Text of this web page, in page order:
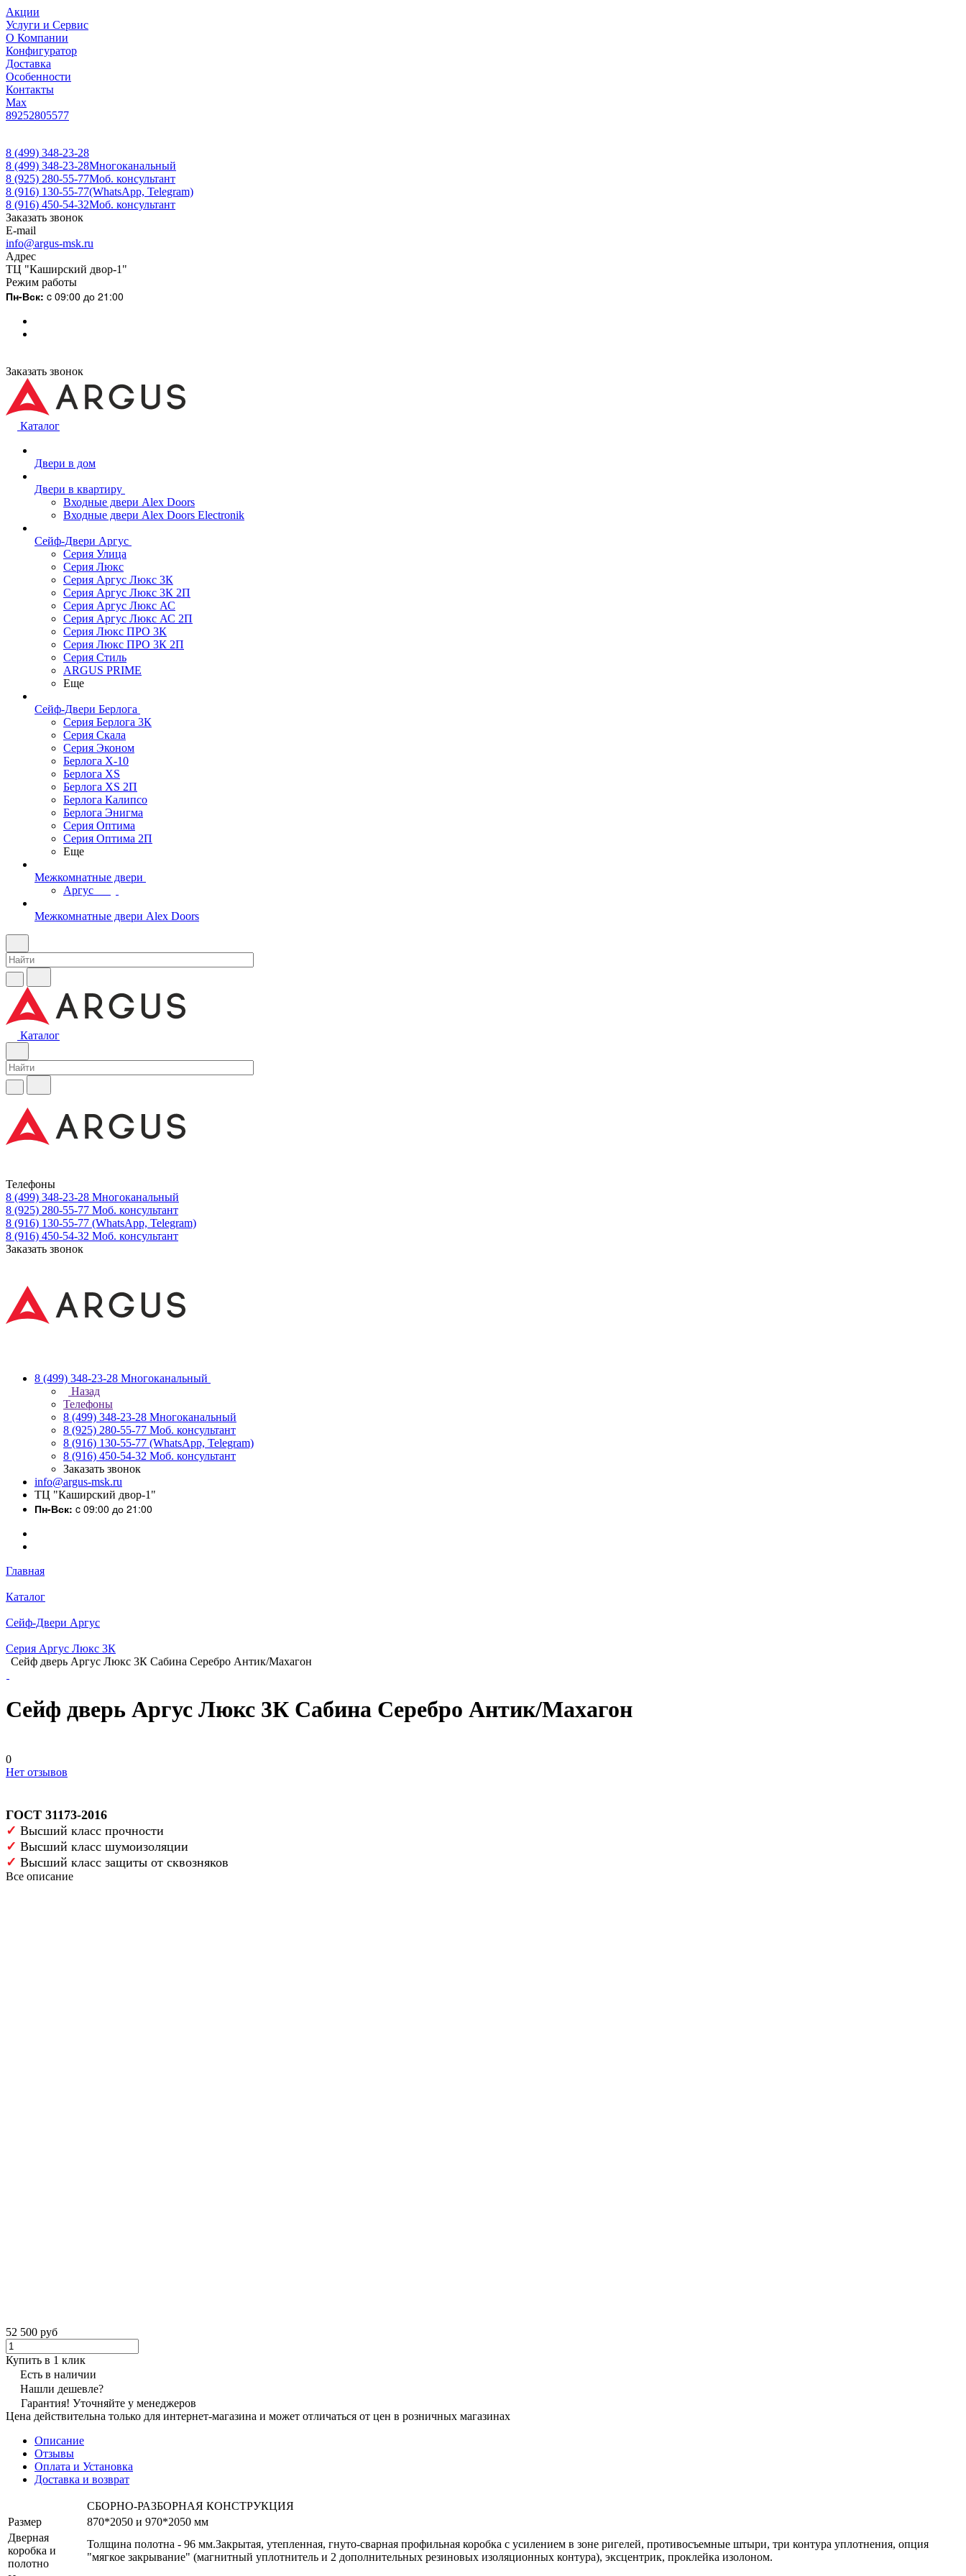
Акции
Услуги и Сервис
О Компании
Конфигуратор
Доставка
Особенности
Контакты
Max
89252805577
8 (499) 348-23-28
8 (499) 348-23-28Многоканальный
8 (925) 280-55-77Моб. консультант
8 (916) 130-55-77(WhatsApp, Telegram)
8 (916) 450-54-32Моб. консультант
Заказать звонок
E-mail
info@argus-msk.ru
Адрес
ТЦ "Каширский двор-1"
Режим работы
Пн-Вск: c 09:00 до 21:00
Заказать звонок
Каталог
Двери в дом
Двери в квартиру
Входные двери Alex Doors
Входные двери Alex Doors Electronik
Сейф-Двери Аргус
Серия Улица
Серия Люкс
Серия Аргус Люкс 3К
Серия Аргус Люкс 3К 2П
Серия Аргус Люкс АС
Серия Аргус Люкс АС 2П
Серия Люкс ПРО 3К
Серия Люкс ПРО 3К 2П
Серия Стиль
ARGUS PRIME
Еще
Сейф-Двери Берлога
Серия Берлога 3К
Серия Скала
Серия Эконом
Берлога X-10
Берлога XS
Берлога XS 2П
Берлога Калипсо
Берлога Энигма
Серия Оптима
Серия Оптима 2П
Еще
Межкомнатные двери
Аргус
Межкомнатные двери Alex Doors
Каталог
Телефоны
8 (499) 348-23-28 Многоканальный
8 (925) 280-55-77 Моб. консультант
8 (916) 130-55-77 (WhatsApp, Telegram)
8 (916) 450-54-32 Моб. консультант
Заказать звонок
8 (499) 348-23-28 Многоканальный
Назад
Телефоны
8 (499) 348-23-28 Многоканальный
8 (925) 280-55-77 Моб. консультант
8 (916) 130-55-77 (WhatsApp, Telegram)
8 (916) 450-54-32 Моб. консультант
Заказать звонок
info@argus-msk.ru
ТЦ "Каширский двор-1"
Пн-Вск: c 09:00 до 21:00
Главная
Каталог
Сейф-Двери Аргус
Серия Аргус Люкс 3К
Сейф дверь Аргус Люкс 3К Сабина Серебро Антик/Махагон
Сейф дверь Аргус Люкс 3К Сабина Серебро Антик/Махагон
0
Нет отзывов
ГОСТ 31173-2016
✓ Высший класс прочности
✓ Высший класс шумоизоляции
✓ Высший класс защиты от сквозняков
Все описание
52 500 руб
Купить в 1 клик
Есть в наличии
Нашли дешевле?
Гарантия! Уточняйте у менеджеров
Цена действительна только для интернет-магазина и может отличаться от цен в розничных магазинах
Описание
Отзывы
Оплата и Установка
Доставка и возврат
СБОРНО-РАЗБОРНАЯ КОНСТРУКЦИЯ
Размер
870*2050 и 970*2050 мм
Дверная
коробка и
полотно
Толщина полотна - 96 мм.Закрытая, утепленная, гнуто-сварная профильная коробка с усилением в зоне ригелей, противосъемные штыри, три контура уплотнения, опция
"мягкое закрывание" (магнитный уплотнитель и 2 дополнительных резиновых изоляционных контура), эксцентрик, проклейка изолоном.